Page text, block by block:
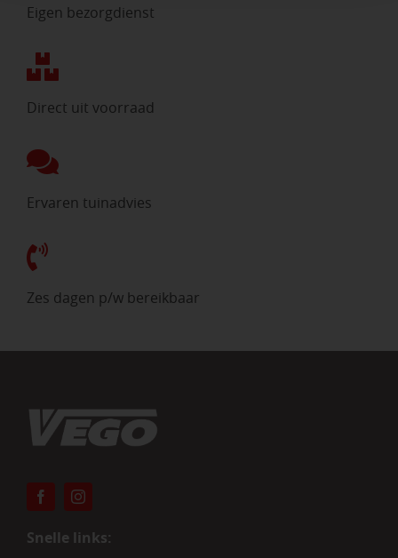
Eigen bezorgdienst
Direct uit voorraad
Ervaren tuinadvies
Zes dagen p/w bereikbaar
Snelle links: